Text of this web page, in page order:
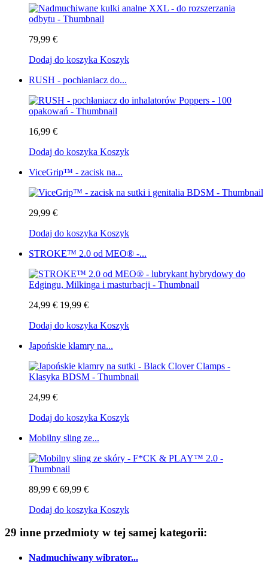
79,99 €
Dodaj do koszyka Koszyk
RUSH - pochłaniacz do...
16,99 €
Dodaj do koszyka Koszyk
ViceGrip™ - zacisk na...
29,99 €
Dodaj do koszyka Koszyk
STROKE™ 2.0 od MEO® -...
24,99 € 19,99 €
Dodaj do koszyka Koszyk
Japońskie klamry na...
24,99 €
Dodaj do koszyka Koszyk
Mobilny sling ze...
89,99 € 69,99 €
Dodaj do koszyka Koszyk
29 inne przedmioty w tej samej kategorii:
Nadmuchiwany wibrator...